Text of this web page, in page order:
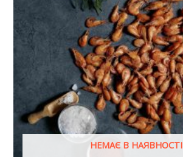
НЕМАЄ В НАЯВНОСТІ